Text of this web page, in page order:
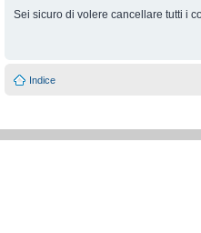
Sei sicuro di volere cancellare tutti i
Indice